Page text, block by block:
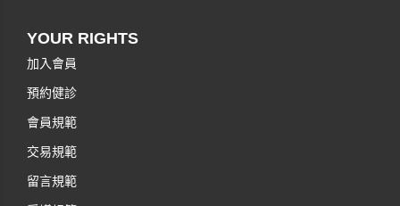
YOUR RIGHTS
加入會員
預約健診
會員規範
交易規範
留言規範